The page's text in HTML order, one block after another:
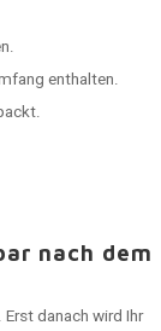
enthalten.
nach dem
danach wird Ihr